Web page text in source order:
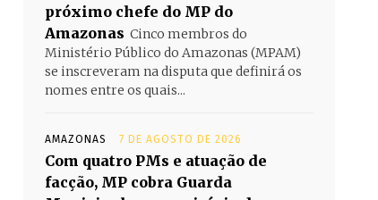
próximo chefe do MP do
Amazonas Cinco membros do
Ministério Público do Amazonas (MPAM)
se inscreveram na disputa que definirá os
nomes entre os quais...
AMAZONAS 7 DE AGOSTO DE 2026
Com quatro PMs e atuação de
facção, MP cobra Guarda